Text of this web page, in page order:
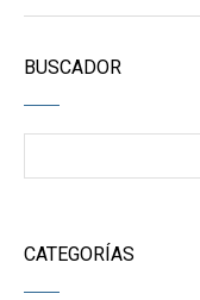
BUSCADOR
CATEGORÍAS